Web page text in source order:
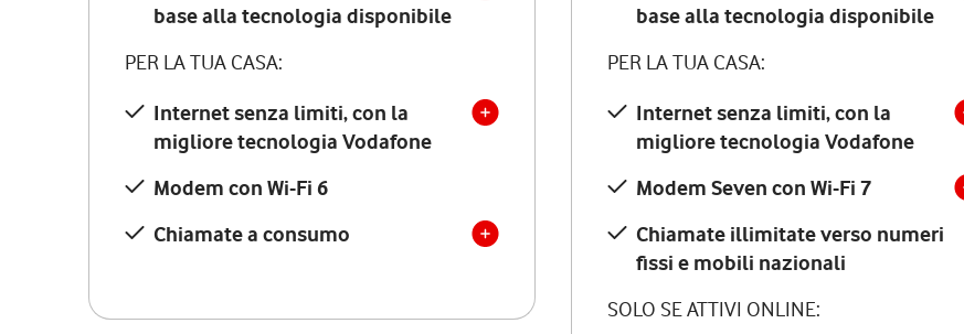
base alla tecnologia disponibile
PER LA TUA CASA:
Internet senza limiti, con la
migliore tecnologia Vodafone
Modem con Wi-Fi 6
Chiamate a consumo
base alla tecnologia disponibile
PER LA TUA CASA:
Internet senza limiti, con la
migliore tecnologia Vodafone
Modem Seven con Wi-Fi 7
Chiamate illimitate verso numeri
fissi e mobili nazionali
SOLO SE ATTIVI ONLINE: